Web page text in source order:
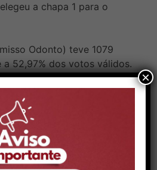
a chapa 1 para o
Odonto) teve 1079
52,97% dos votos válidos.
Odonto) obteve 886 votos.
A chapa eleita será
Janeiro de 2026.
íntegraaqui.
×